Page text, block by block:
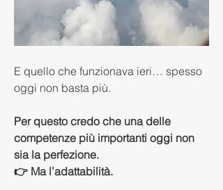
E quello che funzionava ieri… spesso
oggi non basta più.
Per questo credo che una delle
competenze più importanti oggi non
sia la perfezione.
👉 Ma l’adattabilità.